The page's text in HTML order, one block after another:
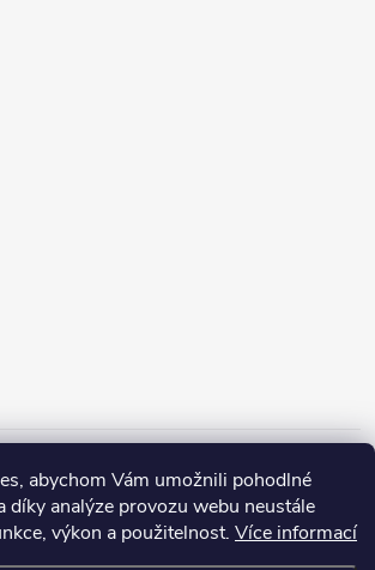
abychom Vám umožnili pohodlné
díky analýze provozu webu neustále
výkon a použitelnost. Více informací